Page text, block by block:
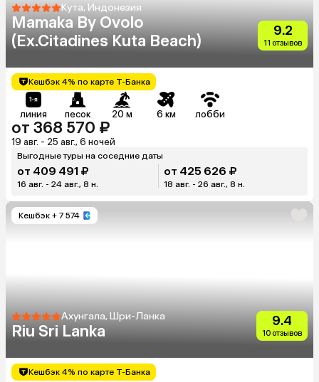
Кута, Индонезия
Mamaka By Ovolo
(Ex.Citadines Kuta Beach)
9.2
11 отзывов
Кешбэк 4% по карте Т-Банка
линия песок 20 м 6 км лобби
от 368 570 ₽
19 авг. - 25 авг., 6 ночей
Выгодные туры на соседние даты
от 409 491 ₽
16 авг. - 24 авг., 8 н.
от 425 626 ₽
18 авг. - 26 авг., 8 н.
Кешбэк + 7 574
Ахунгала, Шри-Ланка
Riu Sri Lanka
9.4
10 отзывов
Кешбэк 4% по карте Т-Банка